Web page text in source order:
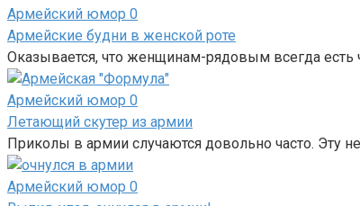
Армейский юмор 0
Армейские будни в женской роте
Оказывается, что женщинам-рядовым всегда есть
Армейский юмор 0
Летающий скутер из армии
Приколы в армии случаются довольно часто. Эту
Армейский юмор 0